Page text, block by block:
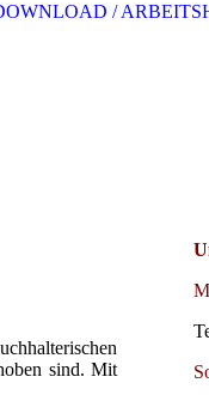
/
sind. Mit